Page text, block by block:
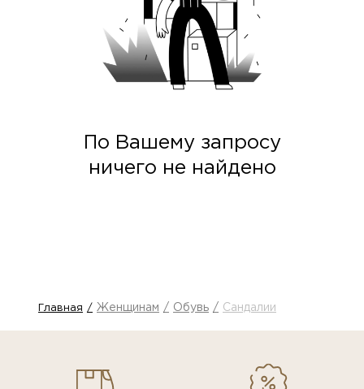
По Вашему запросу
ничего не найдено
Главная Женщинам Обувь Сандалии